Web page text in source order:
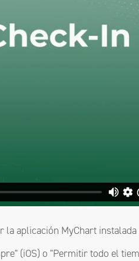
la aplicación MyChart
(iOS) o "Permitir todo el